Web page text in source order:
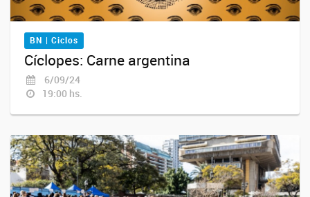
BN | Ciclos
Cíclopes: Carne argentina
6/09/24
19:00 hs.